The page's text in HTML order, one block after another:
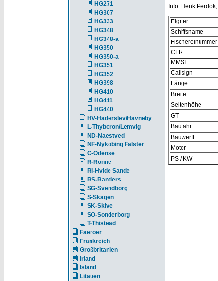
HG271
HG307
HG333
HG348
HG348-a
HG350
HG350-a
HG351
HG352
HG398
HG410
HG411
HG440
HV-Haderslev/Havneby
L-Thyboron/Lemvig
ND-Naestved
NF-Nykobing Falster
O-Odense
R-Ronne
RI-Hvide Sande
RS-Randers
SG-Svendborg
S-Skagen
SK-Skive
SO-Sonderborg
T-Thistead
Faeroer
Frankreich
Großbritanien
Irland
Island
Litauen
Info: Henk
Eigner
Schiffsname
Fischereinummer
CFR
MMSI
Callsign
Länge
Breite
Seitenhöhe
GT
Baujahr
Bauwerft
Motor
PS / KW